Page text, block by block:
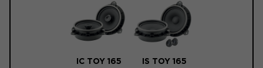
IC TOY 165 IS TOY 165